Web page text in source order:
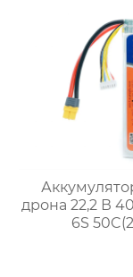
дрона 22,2 В
6S